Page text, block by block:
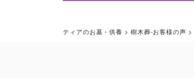
ティアのお墓・供養 > 樹木葬-お客様の声 >